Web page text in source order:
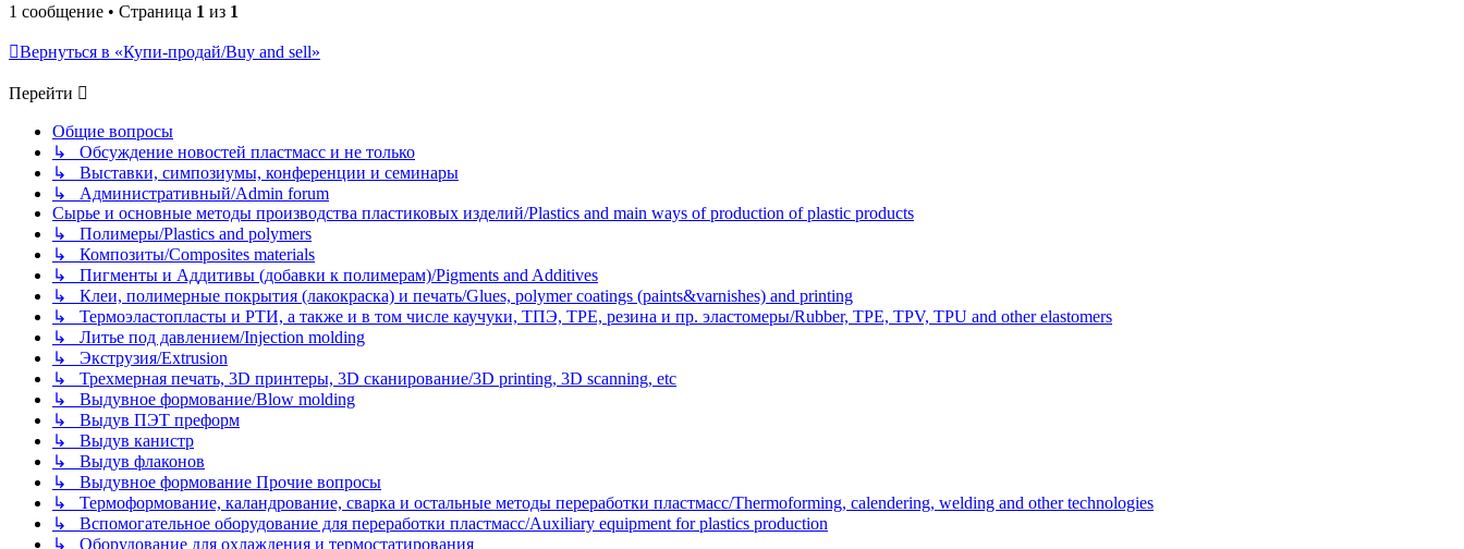
1 сообщение • Страница 1 из 1
Вернуться в «Купи-продай/Buy and sell»
Перейти
Общие вопросы
↳ Обсуждение новостей пластмасс и не только
↳ Выставки, симпозиумы, конференции и семинары
↳ Административный/Admin forum
Сырье и основные методы производства пластиковых изделий/Plastics and main ways of production of plastic products
↳ Полимеры/Plastics and polymers
↳ Композиты/Сomposites materials
↳ Пигменты и Аддитивы (добавки к полимерам)/Pigments and Additives
↳ Клеи, полимерные покрытия (лакокраска) и печать/Glues, polymer coatings (paints&varnishes) and printing
↳ Термоэластопласты и РТИ, а также и в том числе каучуки, ТПЭ, TPE, резина и пр. эластомеры/Rubber, TPE, TPV, TPU and other elastomers
↳ Литье под давлением/Injection molding
↳ Экструзия/Extrusion
↳ Трехмерная печать, 3D принтеры, 3D сканирование/3D printing, 3D scanning, etc
↳ Выдувное формование/Blow molding
↳ Выдув ПЭТ преформ
↳ Выдув канистр
↳ Выдув флаконов
↳ Выдувное формование Прочие вопросы
↳ Термоформование, каландрование, сварка и остальные методы переработки пластмасс/Thermoforming, calendering, welding and other technologies
↳ Вспомогательное оборудование для переработки пластмасс/Auxiliary equipment for plastics production
↳ Оборудование для охлаждения и термостатирования